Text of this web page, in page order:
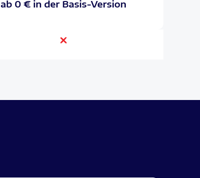
ab 0 € in der Basis-Version